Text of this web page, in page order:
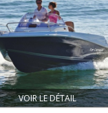
VOIR LE DÉTAIL